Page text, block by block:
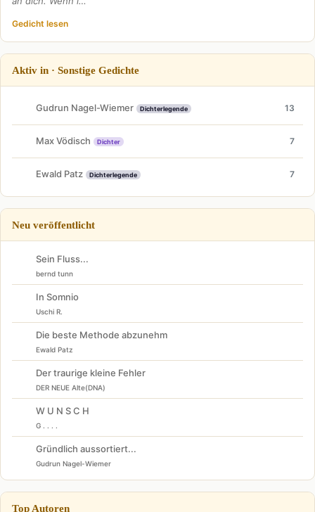
Gedicht lesen
Aktiv in · Sonstige Gedichte
Gudrun Nagel-Wiemer Dichterlegende 13
Max Vödisch Dichter 7
Ewald Patz Dichterlegende 7
Neu veröffentlicht
Sein Fluss...
bernd tunn
In Somnio
Uschi R.
Die beste Methode abzunehm
Ewald Patz
Der traurige kleine Fehler
DER NEUE Alte(DNA)
W U N S C H
G . . . .
Gründlich aussortiert...
Gudrun Nagel-Wiemer
Top Autoren